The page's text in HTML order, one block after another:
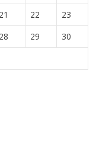
21 22
23
28 29
30